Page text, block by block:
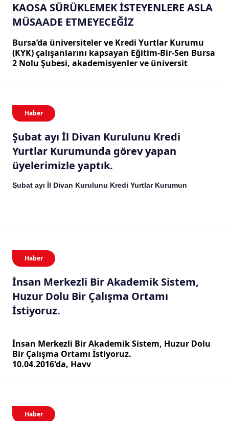
KAOSA SÜRÜKLEMEK İSTEYENLERE ASLA
MÜSAADE ETMEYECEĞİZ
Bursa’da üniversiteler ve Kredi Yurtlar Kurumu
(KYK) çalışanlarını kapsayan Eğitim-Bir-Sen Bursa
2 Nolu Şubesi, akademisyenler ve üniversit
Haber
Şubat ayı İl Divan Kurulunu Kredi
Yurtlar Kurumunda görev yapan
üyelerimizle yaptık.
Şubat ayı İl Divan Kurulunu Kredi Yurtlar Kurumun
Haber
İnsan Merkezli Bir Akademik Sistem,
Huzur Dolu Bir Çalışma Ortamı
İstiyoruz.
İnsan Merkezli Bir Akademik Sistem, Huzur Dolu
Bir Çalışma Ortamı İstiyoruz.
10.04.2016'da, Havv
Haber